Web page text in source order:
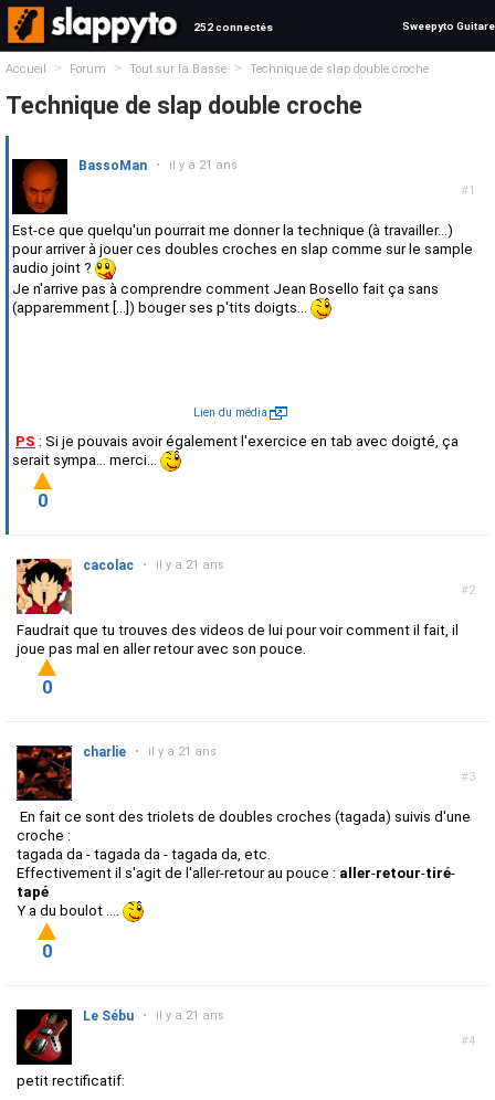
252 connectés Sweepyto Guitare
Accueil > Forum > Tout sur la Basse > Technique de slap double croche
Technique de slap double croche
#1
BassoMan • il y a 21 ans
Est-ce que quelqu'un pourrait me donner la technique (à travailler...)
pour arriver à jouer ces doubles croches en slap comme sur le sample
audio joint ?
Je n'arrive pas à comprendre comment Jean Bosello fait ça sans
(apparemment [...]) bouger ses p'tits doigts...
Lien du média
PS : Si je pouvais avoir également l'exercice en tab avec doigté, ça
serait sympa... merci...
0
#2
cacolac • il y a 21 ans
Faudrait que tu trouves des videos de lui pour voir comment il fait, il
joue pas mal en aller retour avec son pouce.
0
#3
charlie • il y a 21 ans
En fait ce sont des triolets de doubles croches (tagada) suivis d'une
croche :
tagada da - tagada da - tagada da, etc.
Effectivement il s'agit de l'aller-retour au pouce : aller-retour-tiré-
tapé
Y a du boulot ....
0
#4
Le Sébu • il y a 21 ans
petit rectificatif: